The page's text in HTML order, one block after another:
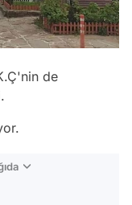
de